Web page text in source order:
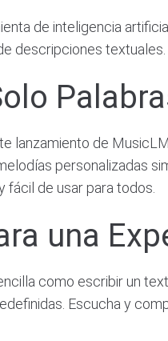
de inteligencia
descripciones textuales.
lanzamiento de
personalizadas
de usar para todos.
una
como escribir un
Escucha y